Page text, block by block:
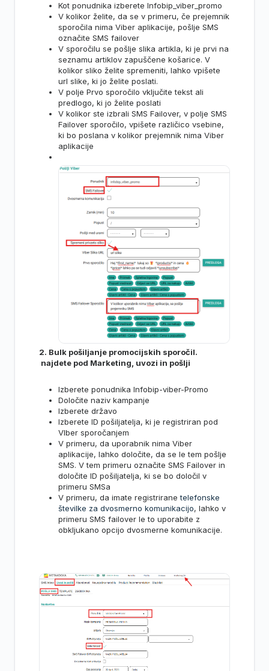
Kot ponudnika izberete Infobip_viber_promo
V kolikor želite, da se v primeru, če prejemnik
sporočila nima Viber aplikacije, pošlje SMS
označite SMS failover
V sporočilu se pošlje slika artikla, ki je prvi na
seznamu artiklov zapuščene košarice. V
kolikor sliko želite spremeniti, lahko vpišete
url slike, ki jo želite poslati.
V polje Prvo sporočilo vključite tekst ali
predlogo, ki jo želite poslati
V kolikor ste izbrali SMS Failover, v polje SMS
Failover sporočilo, vpišete različico vsebine,
ki bo poslana v kolikor prejemnik nima Viber
aplikacije
2. Bulk pošiljanje promocijskih sporočil.
najdete pod Marketing, uvozi in pošlji
Izberete ponudnika Infobip-viber-Promo
Določite naziv kampanje
Izberete državo
Izberete ID pošiljatelja, ki je registriran pod
VIber sporočanjem
V primeru, da uporabnik nima Viber
aplikacije, lahko določite, da se le tem pošlje
SMS. V tem primeru označite SMS Failover in
določite ID pošiljatelja, ki se bo določil v
primeru SMSa
V primeru, da imate registrirane telefonske
številke za dvosmerno komunikacijo, lahko v
primeru SMS failover le to uporabite z
obkljukano opcijo dvosmerne komunikacije.